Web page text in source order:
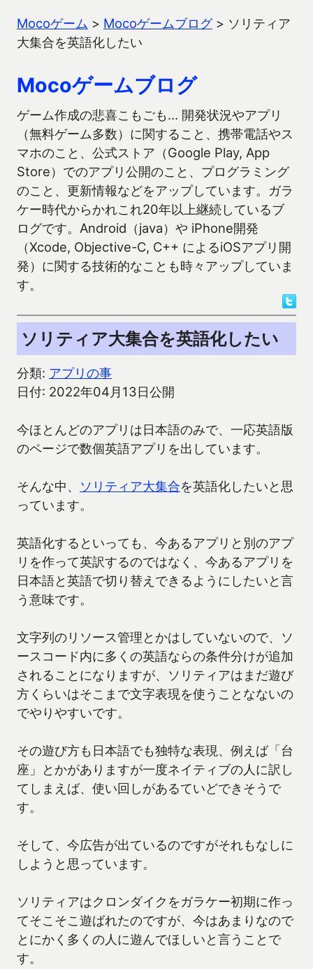
Mocoゲーム > Mocoゲームブログ> ソリティア
大集合を英語化したい
Mocoゲームブログ
ゲーム作成の悲喜こもごも… 開発状況やアプリ
（無料ゲーム多数）に関すること、携帯電話やス
マホのこと、公式ストア（Google Play, App
Store）でのアプリ公開のこと、プログラミング
のこと、更新情報などをアップしています。ガラ
ケー時代からかれこれ20年以上継続しているブ
ログです。Android（java）や iPhone開発
（Xcode, Objective-C, C++ によるiOSアプリ開
発）に関する技術的なことも時々アップしていま
す。
ソリティア大集合を英語化したい
分類: アプリの事
日付: 2022年04月13日公開
今ほとんどのアプリは日本語のみで、一応英語版
のページで数個英語アプリを出しています。
そんな中、 ソリティア大集合を英語化したいと思
っています。
英語化するといっても、今あるアプリと別のアプ
リを作って英訳するのではなく、今あるアプリを
日本語と英語で切り替えできるようにしたいと言
う意味です。
文字列のリソース管理とかはしていないので、ソ
ースコード内に多くの英語ならの条件分けが追加
されることになりますが、ソリティアはまだ遊び
方くらいはそこまで文字表現を使うことなないの
でやりやすいです。
その遊び方も日本語でも独特な表現、例えば「台
座」とかがありますが一度ネイティブの人に訳し
てしまえば、使い回しがあるていどできそうで
す。
そして、今広告が出ているのですがそれもなしに
しようと思っています。
ソリティアはクロンダイクをガラケー初期に作っ
てそこそこ遊ばれたのですが、今はあまりなので
とにかく多くの人に遊んでほしいと言うことで
す。